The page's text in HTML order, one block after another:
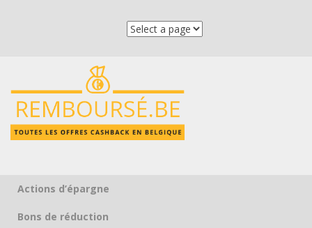
Skip to content
Actions d’épargne
Bons de réduction